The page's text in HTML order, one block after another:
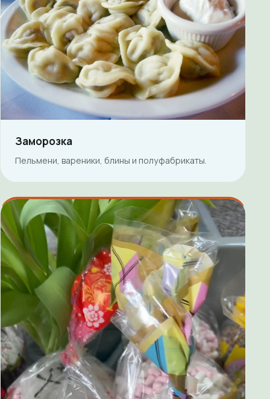
Заморозка
Пельмени, вареники, блины и полуфабрикаты.